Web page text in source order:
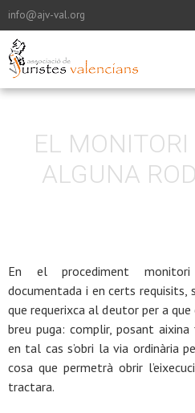
info@ajv-val.org
EL
ALGUNA
En el procediment monitori
documentada i en certs requisits,
que requerixca al deutor per a
breu puga: complir, posant
en tal cas s’obri la via ordinària
cosa que permetrà obrir
tractara.